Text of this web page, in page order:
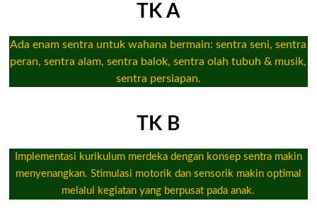
TK A
Ada enam sentra untuk wahana bermain: sentra seni, sentra
peran, sentra alam, sentra balok, sentra olah tubuh & musik,
sentra persiapan.​
TK B
Implementasi kurikulum merdeka dengan konsep sentra makin
menyenangkan. Stimulasi motorik dan sensorik makin optimal
melalui kegiatan yang berpusat pada anak.​